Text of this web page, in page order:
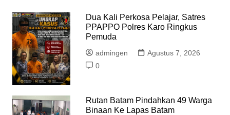
Dua Kali Perkosa Pelajar, Satres
PPAPPO Polres Karo Ringkus
Pemuda
admingen
Agustus 7, 2026
0
Rutan Batam Pindahkan 49 Warga
Binaan Ke Lapas Batam